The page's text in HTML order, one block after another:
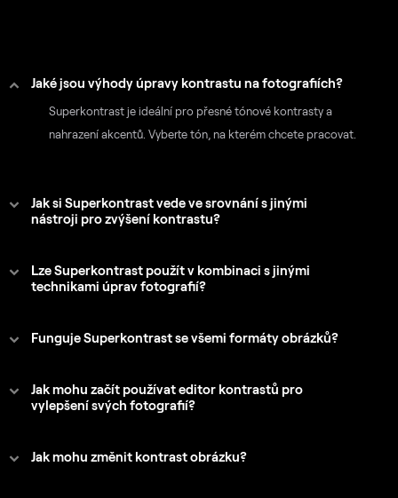
Jaké jsou výhody úpravy kontrastu na fotografiích?
Superkontrast je ideální pro přesné tónové kontrasty a
nahrazení akcentů. Vyberte tón, na kterém chcete pracovat.
Jak si Superkontrast vede ve srovnání s jinými
nástroji pro zvýšení kontrastu?
Lze Superkontrast použít v kombinaci s jinými
technikami úprav fotografií?
Funguje Superkontrast se všemi formáty obrázků?
Jak mohu začít používat editor kontrastů pro
vylepšení svých fotografií?
Jak mohu změnit kontrast obrázku?